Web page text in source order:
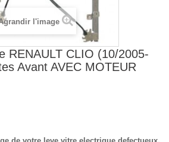
l'image
RENAULT CLIO (10/2005-
Avant AVEC MOTEUR